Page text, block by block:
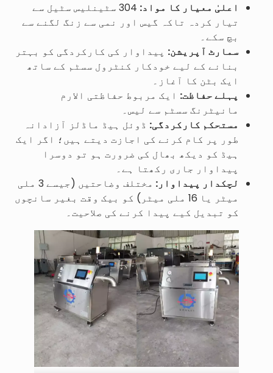
اعلیٰ معیار کا مواد:
304 سٹینلیس سٹیل سے
تیار کردہ تاکہ گیس اور نمی سے زنگ لگنے سے
بچ سکے۔
سمارٹ آپریشن: پیداوار کی کارکردگی کو بہتر
بنانے کے لیے خودکار کنٹرول سسٹم کے ساتھ
ایک بٹن کا آغاز۔
پہلے حفاظت: ایک مربوط حفاظتی الارم
مانیٹرنگ سسٹم سے لیس۔
مستحکم کارکردگی: ڈوئل ہیڈ ماڈلز آزادانہ
طور پر کام کرنے کی اجازت دیتے ہیں؛ اگر ایک
ہیڈ کو دیکھ بھال کی ضرورت ہو تو دوسرا
پیداوار جاری رکھتا ہے۔
لچکدار پیداوار:
مختلف وضاحتیں (جیسے 3 ملی
میٹر یا 16 ملی میٹر) کو بیک وقت بغیر سانچوں
کو تبدیل کیے پیدا کرنے کی صلاحیت۔